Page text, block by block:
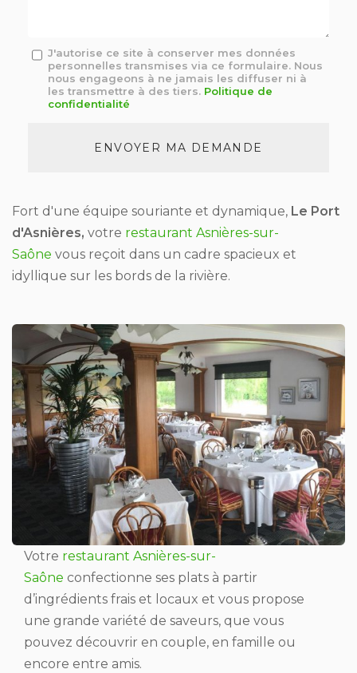
Message
J'autorise ce site à conserver mes données
personnelles transmises via ce formulaire. Nous
nous engageons à ne jamais les diffuser ni à
les transmettre à des tiers. Politique de
confidentialité
ENVOYER MA DEMANDE
Fort d'une équipe souriante et dynamique, Le Port
d'Asnières, votre restaurant Asnières-sur-
Saône vous reçoit dans un cadre spacieux et
idyllique sur les bords de la rivière.
Votre restaurant Asnières-sur-
Saône confectionne ses plats à partir
d’ingrédients frais et locaux et vous propose
une grande variété de saveurs, que vous
pouvez découvrir en couple, en famille ou
encore entre amis.